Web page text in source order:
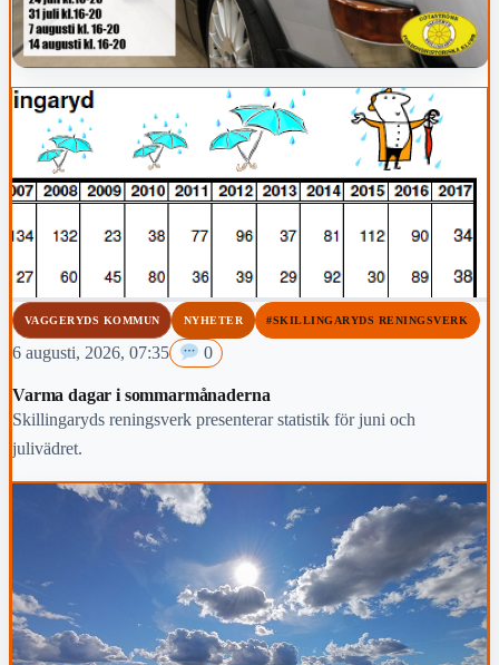
VAGGERYDS KOMMUN NYHETER #SKILLINGARYDS RENINGSVERK
6 augusti, 2026, 07:35 0
Varma dagar i sommarmånaderna
Skillingaryds reningsverk presenterar statistik för juni och
julivädret.